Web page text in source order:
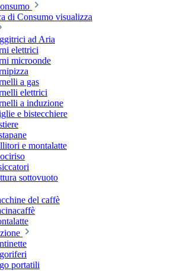
di Consumo visualizza
ad Aria
elettrici
microonde
a gas
elettrici
a induzione
e bistecchiere
e montalatte
sottovuoto
del caffè
portatili